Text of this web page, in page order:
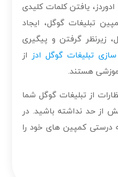
ادوردز، یافتن کلمات کلیدی
تبلیغات گوگل، ایجاد
زیرنظر گرفتن و پیگیری
سازی تبلیغات گوگل ادز از
هستند.
از تبلیغات گوگل شما
از حد نداشته باشید. در
درستی کمپین های خود را